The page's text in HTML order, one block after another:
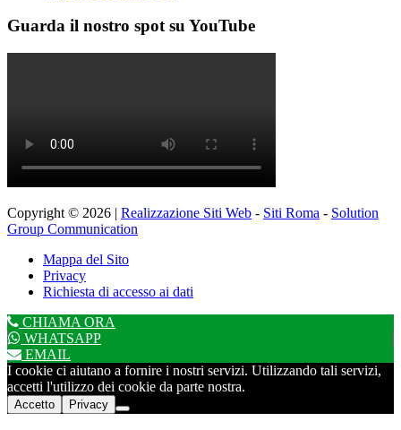
Guarda il nostro spot su YouTube
Copyright © 2026 | Realizzazione Siti Web - Siti Roma - Solution
Group Communication
Mappa del Sito
Privacy
Richiesta di accesso ai dati
CHIAMA ORA
WHATSAPP
EMAIL
I cookie ci aiutano a fornire i nostri servizi. Utilizzando tali servizi,
accetti l'utilizzo dei cookie da parte nostra.
Accetto Privacy